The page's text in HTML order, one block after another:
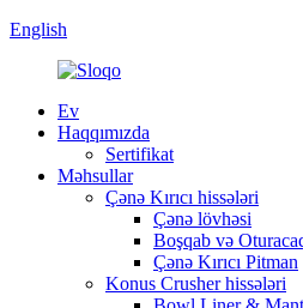
English
Ev
Haqqımızda
Sertifikat
Məhsullar
Çənə Kırıcı hissələri
Çənə lövhəsi
Boşqab və
Çənə Kırıcı Pitman
Konus Crusher hissələri